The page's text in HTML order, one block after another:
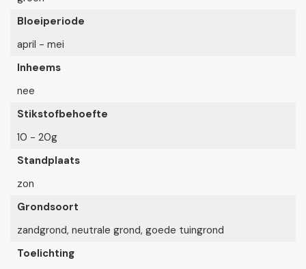
Bloeiperiode
april - mei
Inheems
nee
Stikstofbehoefte
10 - 20g
Standplaats
zon
Grondsoort
zandgrond, neutrale grond, goede tuingrond
Toelichting